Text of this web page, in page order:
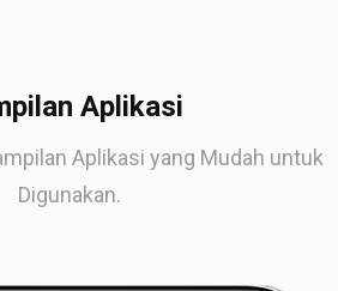
Aplikasi
Aplikasi yang Mudah untuk
Digunakan.